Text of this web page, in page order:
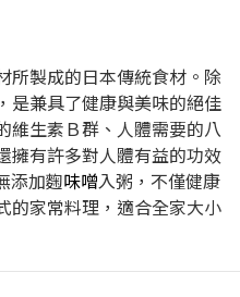
所製成的日本傳統食材。除
是兼具了健康與美味的絕佳
維生素Ｂ群、人體需要的八
擁有許多對人體有益的功效
添加麴味噌入粥，不僅健康
的家常料理，適合全家大小